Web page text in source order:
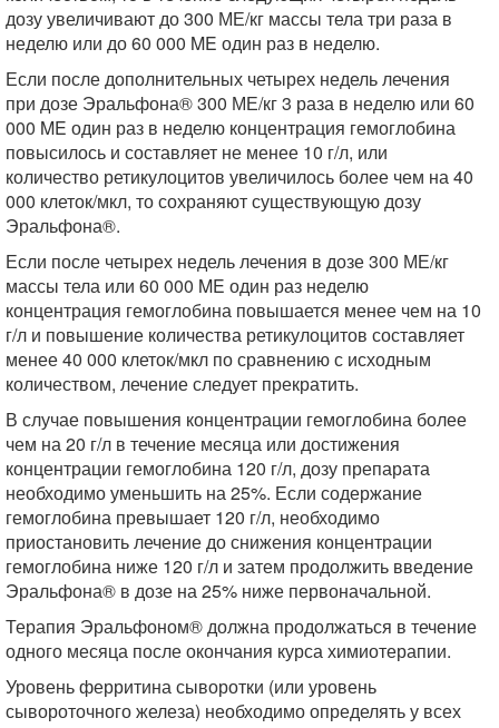
дозу увеличивают до 300 МЕ/кг массы тела три раза в
неделю или до 60 000 ME один раз в неделю.
Если после дополнительных четырех недель лечения
при дозе Эральфона® 300 МЕ/кг 3 раза в неделю или 60
000 ME один раз в неделю концентрация гемоглобина
повысилось и составляет не менее 10 г/л, или
количество ретикулоцитов увеличилось более чем на 40
000 клеток/мкл, то сохраняют существующую дозу
Эральфона®.
Если после четырех недель лечения в дозе 300 МЕ/кг
массы тела или 60 000 ME один раз неделю
концентрация гемоглобина повышается менее чем на 10
г/л и повышение количества ретикулоцитов составляет
менее 40 000 клеток/мкл по сравнению с исходным
количеством, лечение следует прекратить.
В случае повышения концентрации гемоглобина более
чем на 20 г/л в течение месяца или достижения
концентрации гемоглобина 120 г/л, дозу препарата
необходимо уменьшить на 25%. Если содержание
гемоглобина превышает 120 г/л, необходимо
приостановить лечение до снижения концентрации
гемоглобина ниже 120 г/л и затем продолжить введение
Эральфона® в дозе на 25% ниже первоначальной.
Терапия Эральфоном® должна продолжаться в течение
одного месяца после окончания курса химиотерапии.
Уровень ферритина сыворотки (или уровень
сывороточного железа) необходимо определять у всех